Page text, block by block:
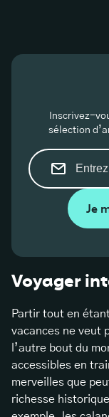
Inscrivez-
sélection
Je
Voyager
Partir tout en
vacances ne veut
l’autre bout du
accessibles en
merveilles que
richesse